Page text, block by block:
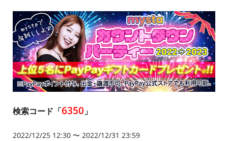
検索コード「6350 」
2022/12/25 12:30 〜 2022/12/31 23:59